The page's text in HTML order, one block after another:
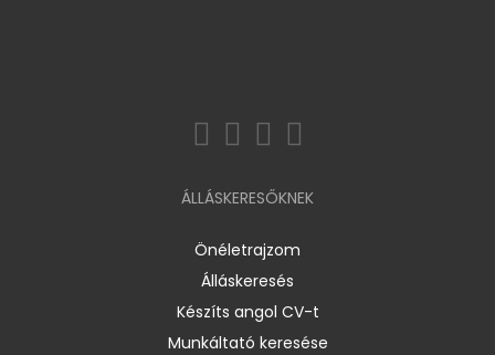
ÁLLÁSKERESŐKNEK
Önéletrajzom
Álláskeresés
Készíts angol CV-t
Munkáltató keresése